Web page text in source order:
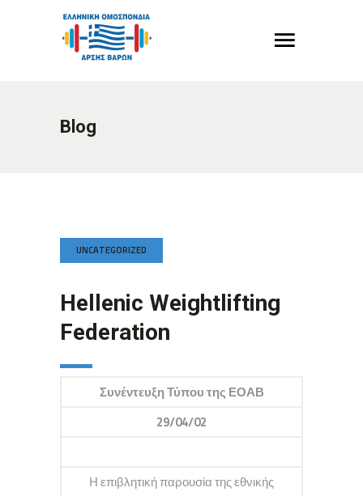
Blog
UNCATEGORIZED
Hellenic Weightlifting
Federation
Συνέντευξη Τύπου της ΕΟΑΒ
29/04/02
Η επιβλητική παρουσία της εθνικής